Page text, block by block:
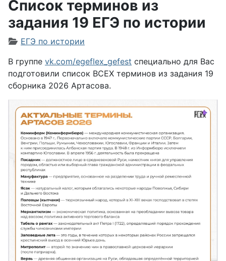
Cписок терминов из
задания 19 ЕГЭ по истории
Информация о материале
ЕГЭ по истории
В группе vk.com/egeflex_gefest специально для Вас
подготовили список ВСЕХ терминов из задания 19
сборника 2026 Артасова.